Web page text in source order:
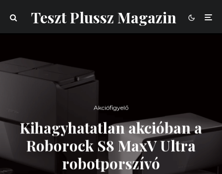
Teszt Plussz Magazin
Akciófigyelő
Kihagyhatatlan akcióban a
Roborock S8 MaxV Ultra
robotporszívó